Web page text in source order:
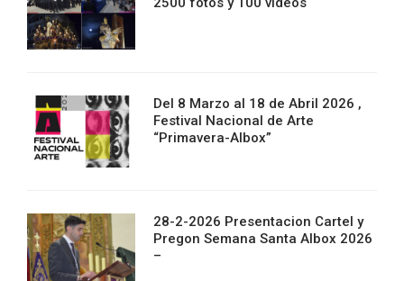
Del 8 Marzo al 18 de Abril 2026 ,
Festival Nacional de Arte
“Primavera-Albox”
28-2-2026 Presentacion Cartel y
Pregon Semana Santa Albox 2026
–